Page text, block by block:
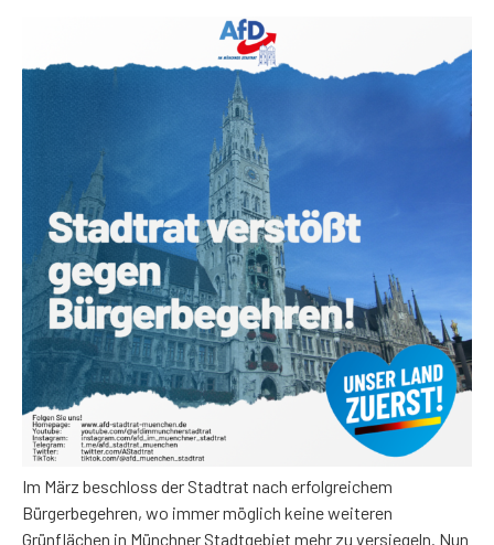
Im März beschloss der Stadtrat nach erfolgreichem
Bürgerbegehren, wo immer möglich keine weiteren
Grünflächen in Münchner Stadtgebiet mehr zu versiegeln. Nun